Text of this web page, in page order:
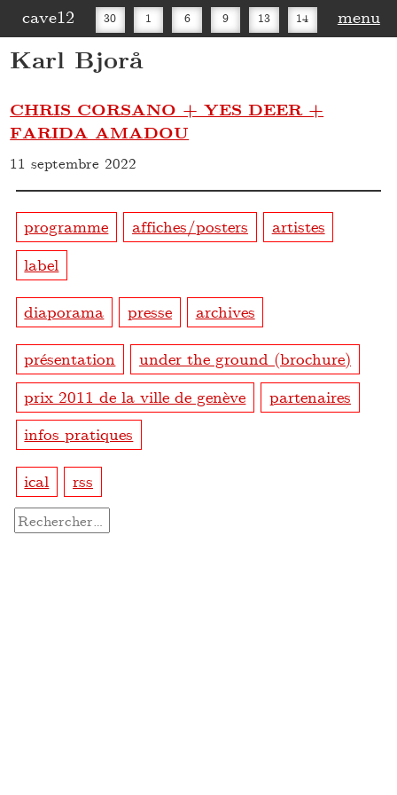
cave12 30 1 6 9 13 14 menu
Karl Bjorå
CHRIS CORSANO + YES DEER +
FARIDA AMADOU
11 septembre 2022
programme affiches/posters
artistes
label
diaporama presse archives
présentation
under the ground (brochure)
prix 2011 de la ville de genève
partenaires
infos pratiques
ical rss
Rechercher :